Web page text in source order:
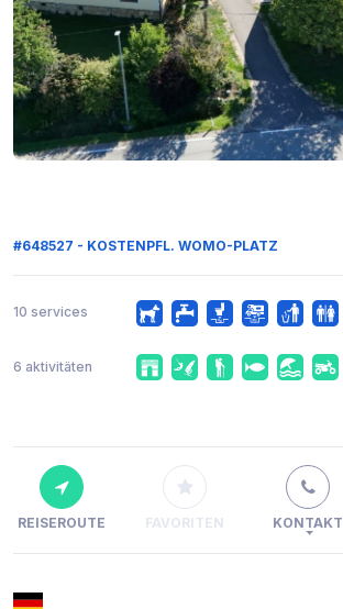
#648527 - KOSTENPFL. WOMO-PLATZ
10 services
6 aktivitäten
REISEROUTE FAVORITEN KONTAKT